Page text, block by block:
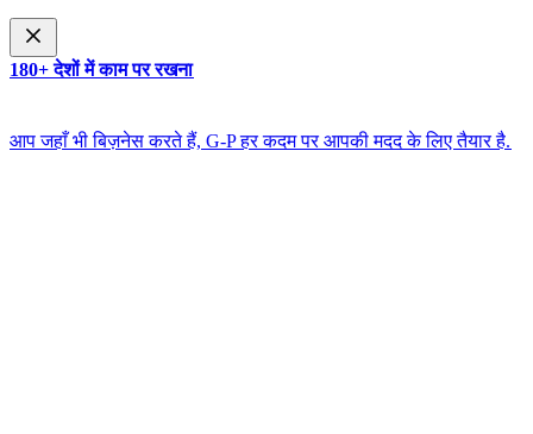
180+ देशों में काम पर रखना​​
आप जहाँ भी बिज़नेस करते हैं, G-P हर कदम पर आपकी मदद के लिए तैयार है.​​